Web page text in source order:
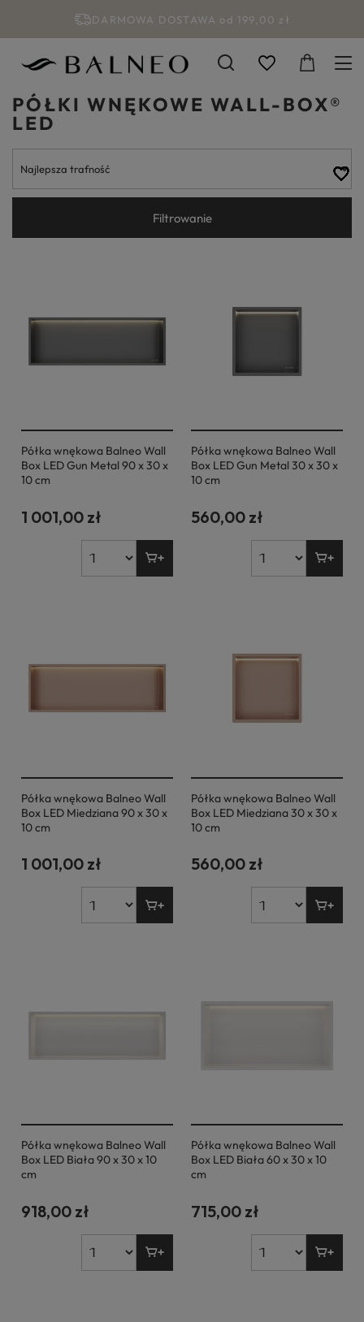
DARMOWA DOSTAWA od 199,00 zł
PÓŁKI WNĘKOWE WALL-BOX®
LED
Filtrowanie
Półka wnękowa Balneo Wall
Box LED Gun Metal 90 x 30 x
10 cm
1 001,00 zł
Półka wnękowa Balneo Wall
Box LED Gun Metal 30 x 30 x
10 cm
560,00 zł
Półka wnękowa Balneo Wall
Box LED Miedziana 90 x 30 x
10 cm
1 001,00 zł
Półka wnękowa Balneo Wall
Box LED Miedziana 30 x 30 x
10 cm
560,00 zł
Półka wnękowa Balneo Wall
Box LED Biała 90 x 30 x 10
cm
918,00 zł
Półka wnękowa Balneo Wall
Box LED Biała 60 x 30 x 10
cm
715,00 zł